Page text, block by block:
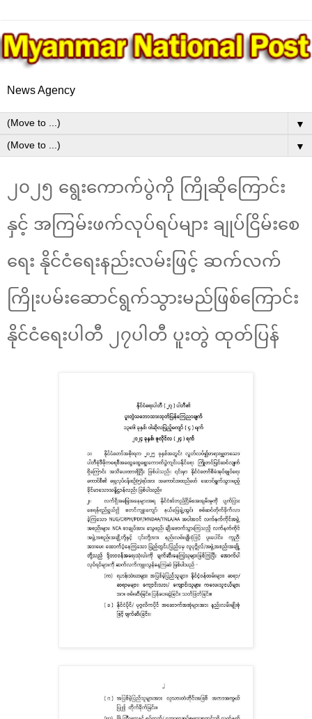
News Agency
▼
▼
၂၀၂၅ ရွေးကောက်ပွဲကို ကြိုဆိုကြောင်း
နှင့် အကြမ်းဖက်လုပ်ရပ်များ ချုပ်ငြိမ်းစေ
ရေး နိုင်ငံရေးနည်းလမ်းဖြင့် ဆက်လက်
ကြိုးပမ်းဆောင်ရွက်သွားမည်ဖြစ်ကြောင်း
နိုင်ငံရေးပါတီ ၂၇ပါတီ ပူးတွဲ ထုတ်ပြန်